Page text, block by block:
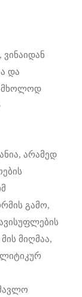
ვინაიდან
და
მხოლოდ
არამედ
გამო,
მიღმაა,